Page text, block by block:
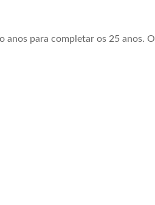
anos para completar os 25 anos. O